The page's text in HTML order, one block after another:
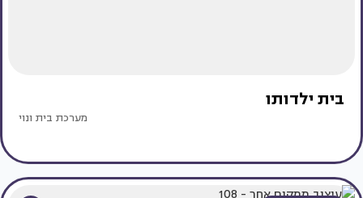
בית ילדותו
מערכת בית ונוי